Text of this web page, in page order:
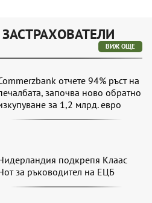
ВИЖ ОЩЕ
отчете 94% ръст на
започва ново обратно
за 1,2 млрд. евро
подкрепя Клаас
за ръководител на ЕЦБ